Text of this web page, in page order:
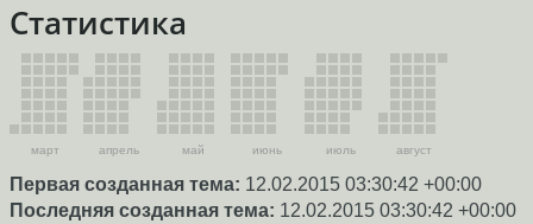
Статистика
март апрель май июнь июль август
Первая созданная тема: 12.02.2015 03:30:42 +00:00
Последняя созданная тема: 12.02.2015 03:30:42 +00:00